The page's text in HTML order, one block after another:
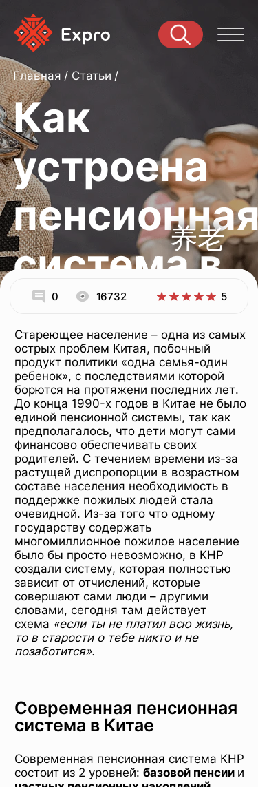
养老
Главная Статьи
Как
устроена
пенсионная
система в
Китае
0 16732 5
Стареющее население – одна из самых
острых проблем Китая, побочный
продукт политики «одна семья-один
ребенок», с последствиями которой
борются на протяжени последних лет.
До конца 1990-х годов в Китае не было
единой пенсионной системы, так как
предполагалось, что дети могут сами
финансово обеспечивать своих
родителей. С течением времени из-за
растущей диспропорции в возрастном
составе населения необходимость в
поддержке пожилых людей стала
очевидной. Из-за того что одному
государству содержать
многомиллионное пожилое население
было бы просто невозможно, в КНР
создали систему, которая полностью
зависит от отчислений, которые
совершают сами люди – другими
словами, сегодня там действует
схема «если ты не платил всю жизнь,
то в старости о тебе никто и не
позаботится».
Современная пенсионная
система в Китае
Современная пенсионная система КНР
состоит из 2 уровней: базовой пенсии и